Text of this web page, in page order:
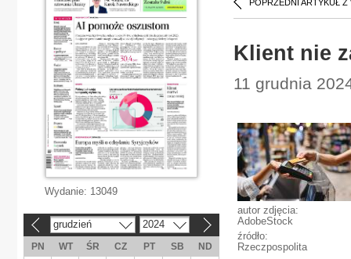
POPRZEDNI ARTYKUŁ Z
Klient nie
11 grudnia
autor zdjęcia:
AdobeStock
źródło:
Rzeczpospolita
Wydanie: 13049
grudzień 2024
PN WT ŚR CZ PT SB
ND